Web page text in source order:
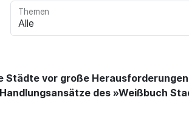
Themen
vor große
des »Weißbuch